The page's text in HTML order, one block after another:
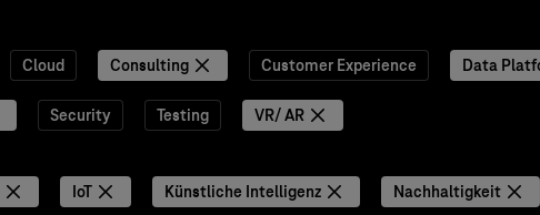
Cloud Consulting Customer Experience Data
Security Testing VR/ AR
IoT Künstliche Intelligenz Nachhaltigkeit